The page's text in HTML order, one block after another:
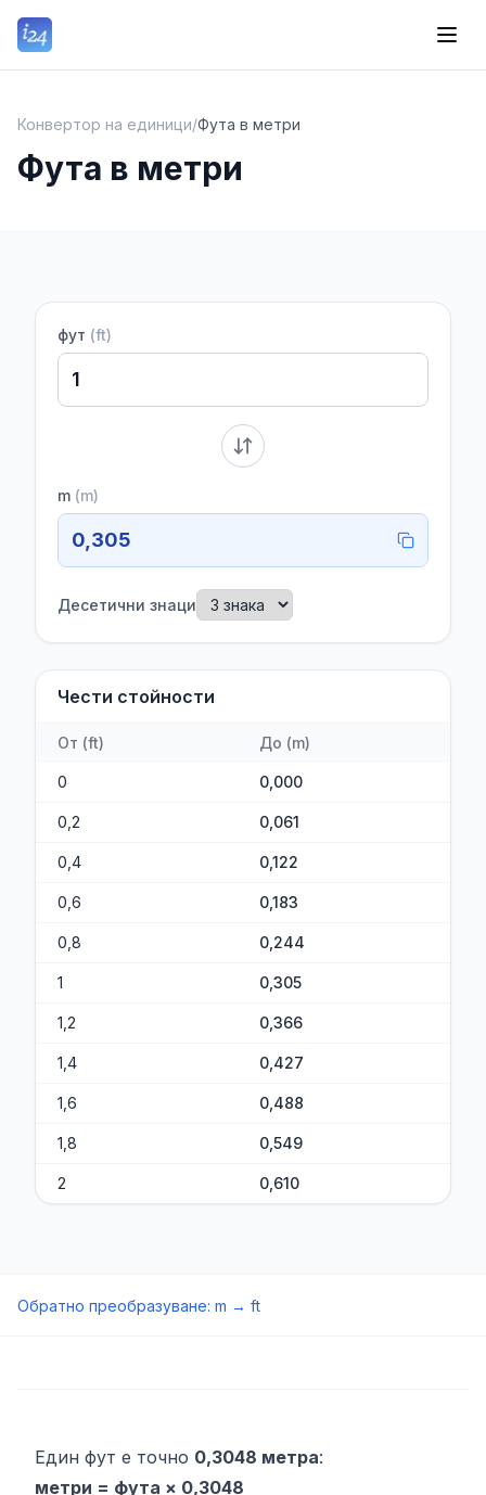
Конвертор на единици/Фута в метри
Фута в метри
фут (ft)
m (m)
0,305
Десетични знаци
Чести стойности
От (ft) До (m)
0 0,000
0,2 0,061
0,4 0,122
0,6 0,183
0,8 0,244
1 0,305
1,2 0,366
1,4 0,427
1,6 0,488
1,8 0,549
2 0,610
Обратно преобразуване: m → ft
Един фут е точно 0,3048 метра:
метри = фута × 0,3048